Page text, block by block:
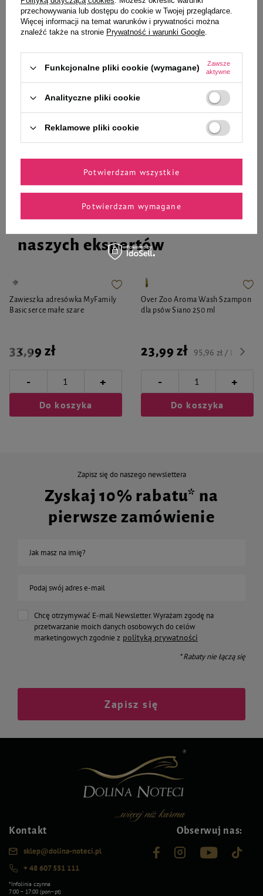
GiGwi Zabawka dla psa piłka do
wody
Do koszyka
Zawieszka Adresówka
Identyfikator z grawerem dla psa
99,90 zł
Do koszyka
Zaufane i polecane przez
naszych ekspertów
Zawieszka adresówka MyFamily
Basic serce małe szare
33,99 zł
- +
Do koszyka
Over Zoo Aroma Wash Szampon
dla psów Siano 250 ml
23,99 zł 95,96 zł / l
- +
Do koszyka
Zapisz się do naszego newslettera
Zyskaj 10% rabatu* na
pierwsze zamówienie
Jak masz na imię?
Podaj swój adres e-mail
Chcę otrzymywać E-mail Newsletter. Wyrażam zgodę na
przetwarzanie moich danych osobowych do celów
marketingowych zgodnie z polityką prywatności
* Rabaty nie łączą się
Zapisz się
Kontakt
sklep@dolina-noteci.pl
+ 48 607 551 111
*Infolinia czynna
7:00 – 17:00 (pon–pt)
Obserwuj nas:
przechowywania lub dostępu do cookie w Twojej przeglądarce.
Więcej informacji na temat warunków i prywatności można
znaleźć także na stronie Prywatność i warunki Google.
Funkcjonalne pliki cookie (wymagane)
Zawsze
aktywne
Analityczne pliki cookie
Reklamowe pliki cookie
Potwierdzam wymagane
Potwierdzam wszystkie